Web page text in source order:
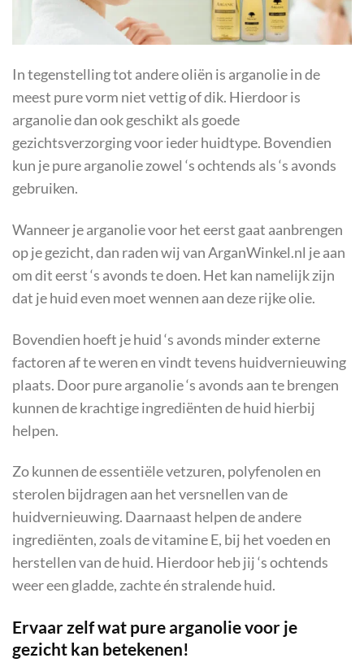
In tegenstelling tot andere oliën is arganolie in de
meest pure vorm niet vettig of dik. Hierdoor is
arganolie dan ook geschikt als goede
gezichtsverzorging voor ieder huidtype. Bovendien
kun je pure arganolie zowel ‘s ochtends als ‘s avonds
gebruiken.
Wanneer je arganolie voor het eerst gaat aanbrengen
op je gezicht, dan raden wij van ArganWinkel.nl je aan
om dit eerst ‘s avonds te doen. Het kan namelijk zijn
dat je huid even moet wennen aan deze rijke olie.
Bovendien hoeft je huid ‘s avonds minder externe
factoren af te weren en vindt tevens huidvernieuwing
plaats. Door pure arganolie ‘s avonds aan te brengen
kunnen de krachtige ingrediënten de huid hierbij
helpen.
Zo kunnen de essentiële vetzuren, polyfenolen en
sterolen bijdragen aan het versnellen van de
huidvernieuwing. Daarnaast helpen de andere
ingrediënten, zoals de vitamine E, bij het voeden en
herstellen van de huid. Hierdoor heb jij ‘s ochtends
weer een gladde, zachte én stralende huid.
Ervaar zelf wat pure arganolie voor je
gezicht kan betekenen!